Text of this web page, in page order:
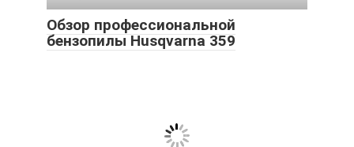
Обзор профессиональной
бензопилы Husqvarna 359